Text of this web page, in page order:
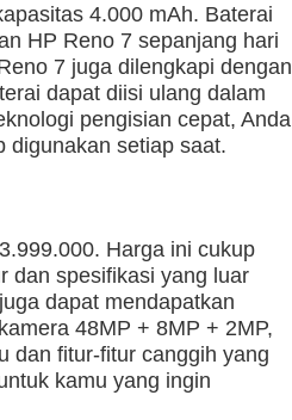
4.000 mAh. Baterai
HP Reno 7 sepanjang hari
7 juga dilengkapi dengan
dapat diisi ulang dalam
pengisian cepat, Anda
digunakan setiap saat.
Harga ini cukup
dan spesifikasi yang luar
dapat mendapatkan
48MP + 8MP + 2MP,
dan fitur-fitur canggih yang
kamu yang ingin